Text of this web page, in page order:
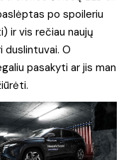
po spoileriu
ir vis rečiau naujų
duslintuvai. O
pasakyti ar jis man